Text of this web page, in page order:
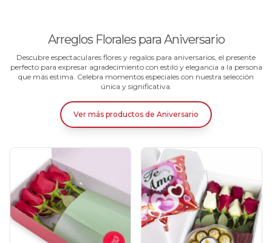
Arreglos Florales para Aniversario
Descubre espectaculares flores y regalos para aniversarios, el presente
perfecto para expresar agradecimiento con estilo y elegancia a la persona
que más estima. Celebra momentos especiales con nuestra selección
única y significativa.
Ver más productos de Aniversario